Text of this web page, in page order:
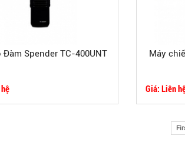
Đàm Spender TC-400UNT Máy
Giá: Liên